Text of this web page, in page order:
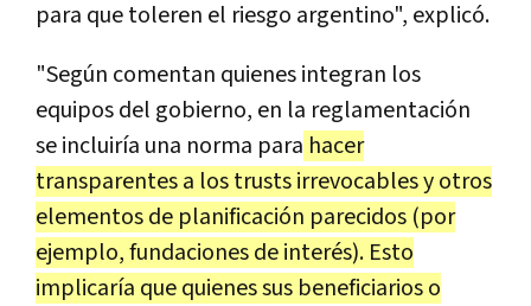
para que toleren el riesgo argentino", explicó.
"Según comentan quienes integran los
equipos del gobierno, en la reglamentación
se incluiría una norma para hacer
transparentes a los trusts irrevocables y otros
elementos de planificación parecidos (por
ejemplo, fundaciones de interés). Esto
implicaría que quienes sus beneficiarios o